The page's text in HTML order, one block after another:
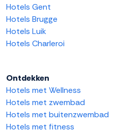
Hotels Gent
Hotels Brugge
Hotels Luik
Hotels Charleroi
Ontdekken
Hotels met Wellness
Hotels met zwembad
Hotels met buitenzwembad
Hotels met fitness